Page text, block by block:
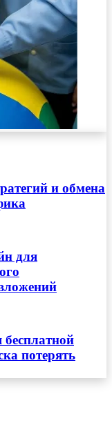
и обмена
для
потерять